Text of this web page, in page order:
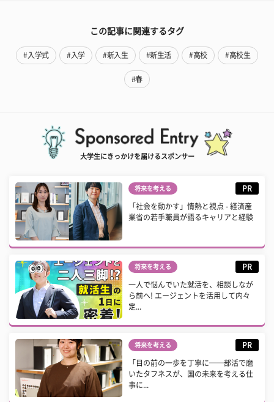
この記事に関連するタグ
#入学式 #入学 #新入生 #新生活 #高校 #高校生
#春
大学生にきっかけを届けるスポンサー
将来を考える PR
「社会を動かす」情熱と視点 - 経済産
業省の若手職員が語るキャリアと経験
将来を考える PR
一人で悩んでいた就活を、相談しなが
ら前へ! エージェントを活用して内々
定...
将来を考える PR
「目の前の一歩を丁寧に──部活で磨
いたタフネスが、国の未来を考える仕
事に...